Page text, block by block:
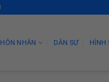
HÔN NHÂN DÂN SỰ HÌNH